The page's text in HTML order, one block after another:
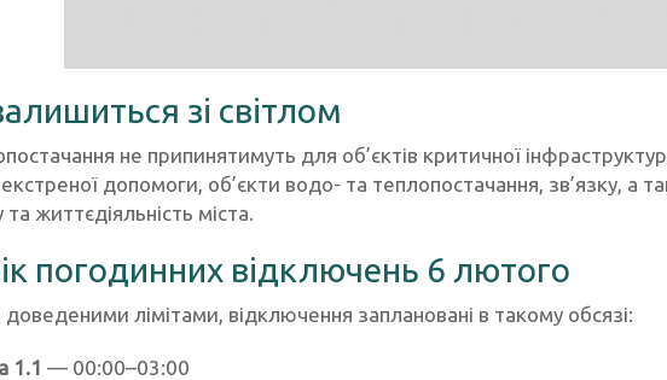
зі світлом
не припинятимуть для об’єктів критичної
допомоги, об’єкти водо- та теплопостачання, зв’язку, а
життєдіяльність міста.
погодинних відключень 6 лютого
доведеними лімітами, відключення заплановані в такому обсязі:
1.1 — 00:00–03:00